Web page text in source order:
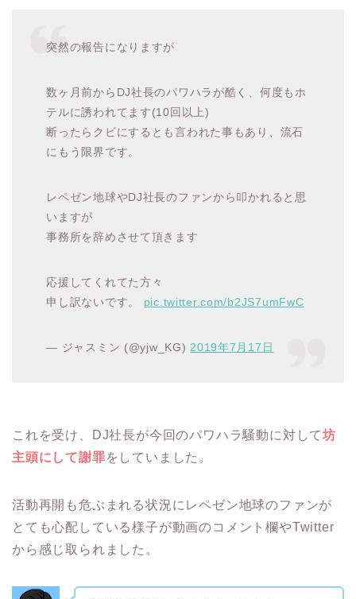
突然の報告になりますが
数ヶ月前からDJ社長のパワハラが酷く、何度もホ
テルに誘われてます(10回以上)
断ったらクビにするとも言われた事もあり、流石
にもう限界です。
レペゼン地球やDJ社長のファンから叩かれると思
いますが
事務所を辞めさせて頂きます
応援してくれてた方々
申し訳ないです。 pic.twitter.com/b2JS7umFwC
— ジャスミン (@yjw_KG) 2019年7月17日
これを受け、DJ社長が今回のパワハラ騒動に対して坊
主頭にして謝罪をしていました。
活動再開も危ぶまれる状況にレペゼン地球のファンが
とても心配している様子が動画のコメント欄やTwitter
から感じ取られました。